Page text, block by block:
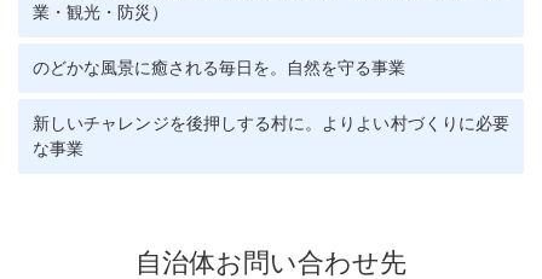
業・観光・防災）
のどかな風景に癒される毎日を。自然を守る事業
新しいチャレンジを後押しする村に。よりよい村づくりに必要
な事業
自治体お問い合わせ先